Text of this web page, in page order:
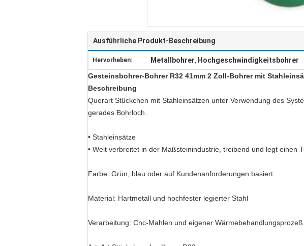
Ausführliche Produkt-Beschreibung
Hervorheben: Metallbohrer, Hochgeschwindigkeitsbohrer
Gesteinsbohrer-Bohrer R32 41mm 2 Zoll-Bohrer mit
Beschreibung
Querart Stückchen mit Stahleinsätzen unter Verwendung des
gerades Bohrloch.
• Stahleinsätze
• Weit verbreitet in der Maßsteinindustrie, treibend und legt einen
Farbe: Grün, blau oder auf Kundenanforderungen basiert
Material: Hartmetall und hochfester legierter Stahl
Verarbeitung: Cnc-Mahlen und eigener Wärmebehandlungsprozeß